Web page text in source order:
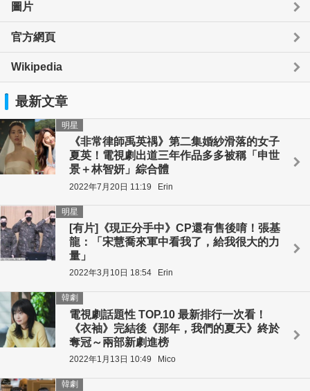
圖片
官方網頁
Wikipedia
最新文章
《非常律師禹英禑》第二集婚紗滑落的女子
夏英！電視劇出道三年作品多多被稱「申世
景＋林智妍」綜合體
明星
2022年7月20日 11:19 Erin
[有片]《現正分手中》CP還有售後唷！張基
龍：「宋慧喬來軍中看我了，給我很大的力
量」
明星
2022年3月10日 18:54 Erin
電視劇話題性 TOP.10 最新排行一次看！
《衣袖》完結後《那年，我們的夏天》終於
奪冠～兩部新劇進榜
韓劇
2022年1月13日 10:49 Mico
韓劇